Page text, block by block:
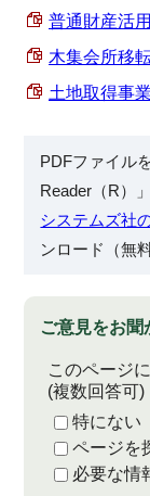
普通財産活
木集会所移
土地取得事
PDFファイル
Reader（R）
システムズ社
ンロード（無
ご意見をお聞
このページ
(複数回答可)
特にない
ページを
必要な情